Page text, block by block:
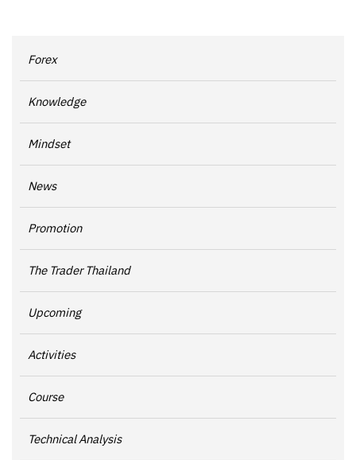
Forex
Knowledge
Mindset
News
Promotion
The Trader Thailand
Upcoming
Activities
Course
Technical Analysis